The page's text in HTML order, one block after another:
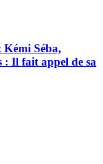
Séba,
: Il fait appel de sa